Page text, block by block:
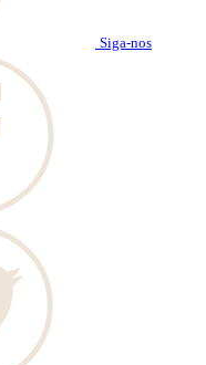
Siga-nos